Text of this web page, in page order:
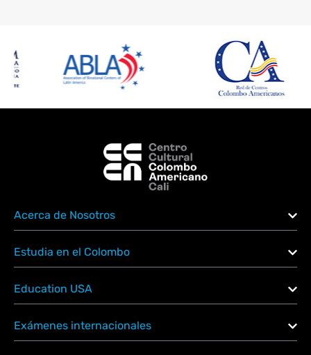
Acerca de Nosotros
Estudia en el Colombo
Education USA
Exámenes internacionales